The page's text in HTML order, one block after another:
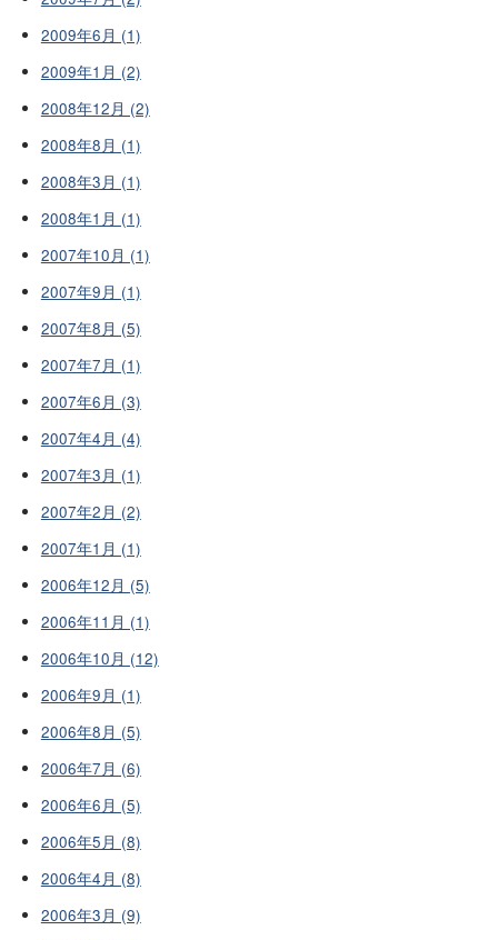
2009年6月 (1)
2009年1月 (2)
2008年12月 (2)
2008年8月 (1)
2008年3月 (1)
2008年1月 (1)
2007年10月 (1)
2007年9月 (1)
2007年8月 (5)
2007年7月 (1)
2007年6月 (3)
2007年4月 (4)
2007年3月 (1)
2007年2月 (2)
2007年1月 (1)
2006年12月 (5)
2006年11月 (1)
2006年10月 (12)
2006年9月 (1)
2006年8月 (5)
2006年7月 (6)
2006年6月 (5)
2006年5月 (8)
2006年4月 (8)
2006年3月 (9)